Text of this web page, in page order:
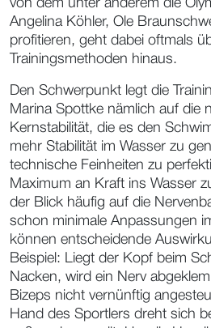
von dem unter anderem die
Angelina Köhler, Ole
profitieren, geht dabei oftmals
Trainingsmethoden hinaus.
Den Schwerpunkt legt die
Marina Spottke nämlich auf die
Kernstabilität, die es den
mehr Stabilität im Wasser zu
technische Feinheiten zu
Maximum an Kraft ins Wasser
der Blick häufig auf die
schon minimale Anpassungen
können entscheidende
Beispiel: Liegt der Kopf beim
Nacken, wird ein Nerv
Bizeps nicht vernünftig
Hand des Sportlers dreht sich